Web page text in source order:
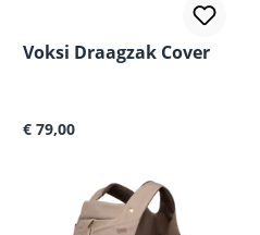
Voksi Draagzak Cover
Normale prijs:
€ 79,00